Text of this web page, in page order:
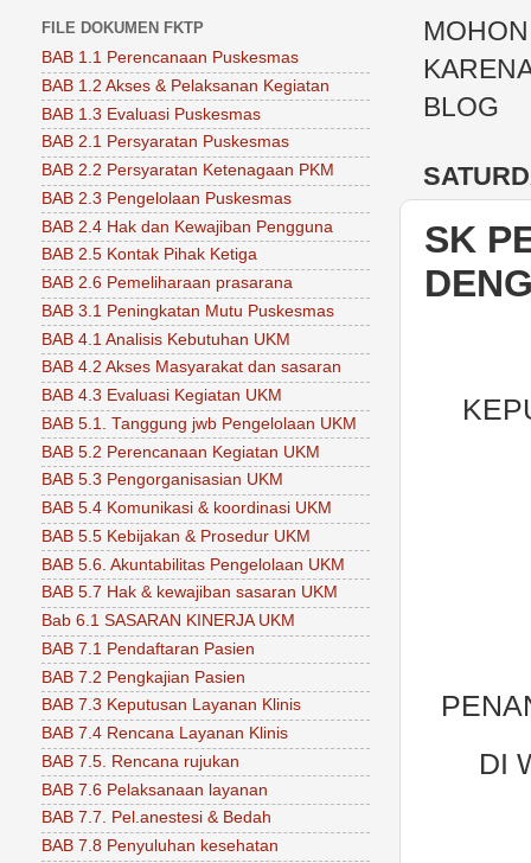
BLOG
SK
DI
FILE DOKUMEN FKTP
BAB 1.1 Perencanaan Puskesmas
BAB 1.2 Akses & Pelaksanan Kegiatan
BAB 1.3 Evaluasi Puskesmas
BAB 2.1 Persyaratan Puskesmas
BAB 2.2 Persyaratan Ketenagaan PKM
BAB 2.3 Pengelolaan Puskesmas
BAB 2.4 Hak dan Kewajiban Pengguna
BAB 2.5 Kontak Pihak Ketiga
BAB 2.6 Pemeliharaan prasarana
BAB 3.1 Peningkatan Mutu Puskesmas
BAB 4.1 Analisis Kebutuhan UKM
BAB 4.2 Akses Masyarakat dan sasaran
BAB 4.3 Evaluasi Kegiatan UKM
BAB 5.1. Tanggung jwb Pengelolaan UKM
BAB 5.2 Perencanaan Kegiatan UKM
BAB 5.3 Pengorganisasian UKM
BAB 5.4 Komunikasi & koordinasi UKM
BAB 5.5 Kebijakan & Prosedur UKM
BAB 5.6. Akuntabilitas Pengelolaan UKM
BAB 5.7 Hak & kewajiban sasaran UKM
Bab 6.1 SASARAN KINERJA UKM
BAB 7.1 Pendaftaran Pasien
BAB 7.2 Pengkajian Pasien
BAB 7.3 Keputusan Layanan Klinis
BAB 7.4 Rencana Layanan Klinis
BAB 7.5. Rencana rujukan
BAB 7.6 Pelaksanaan layanan
BAB 7.7. Pel.anestesi & Bedah
BAB 7.8 Penyuluhan kesehatan